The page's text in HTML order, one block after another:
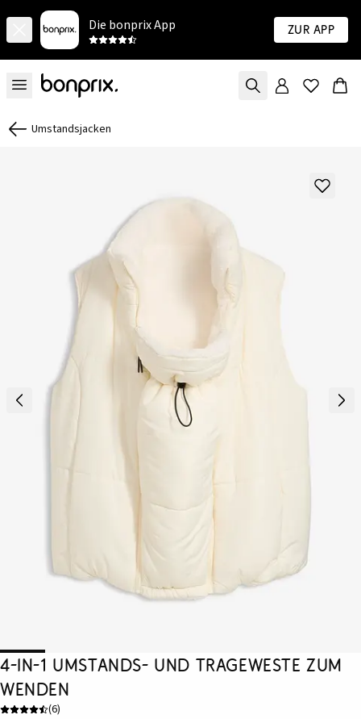
Die bonprix App Zur App
Umstandsjacken
4-in-1 Umstands- und Trageweste zum
Wenden
(6)